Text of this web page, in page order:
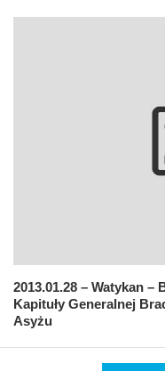
2013.01.28 – Watykan –
Kapituły Generalnej
Asyżu